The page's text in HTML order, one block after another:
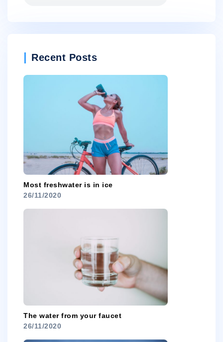
Recent Posts
Most freshwater is in ice
26/11/2020
The water from your faucet
26/11/2020